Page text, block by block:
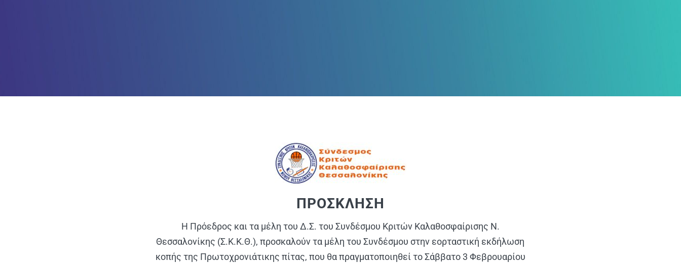
ΠΡΟΣΚΛΗΣΗ
Η Πρόεδρος και τα μέλη του Δ.Σ. του Συνδέσμου Κριτών Καλαθοσφαίρισης Ν.
Θεσσαλονίκης (Σ.Κ.Κ.Θ.), προσκαλούν τα μέλη του Συνδέσμου στην εορταστική εκδήλωση
κοπής της Πρωτοχρονιάτικης πίτας, που θα πραγματοποιηθεί το Σάββατο 3 Φεβρουαρίου